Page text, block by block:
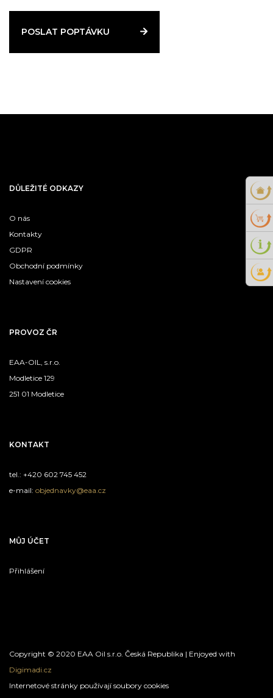
POSLAT POPTÁVKU
DŮLEŽITÉ ODKAZY
O nás
Kontakty
GDPR
Obchodní podmínky
Nastavení cookies
PROVOZ ČR
EAA-OIL, s.r.o.
Modletice 129
251 01 Modletice
KONTAKT
tel.: +420 602 745 452
e-mail: objednavky@eaa.cz
MŮJ ÚČET
Přihlášení
Copyright © 2020 EAA Oil s.r.o. Česká Republika | Enjoyed with
Digimadi.cz
Internetové stránky používají soubory cookies